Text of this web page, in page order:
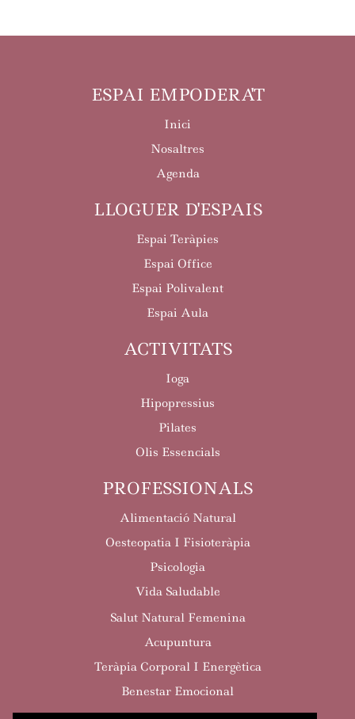
ESPAI EMPODERA'T
Inici
Nosaltres
Agenda
LLOGUER D'ESPAIS
Espai Teràpies
Espai Office
Espai Polivalent
Espai Aula
ACTIVITATS
Ioga
Hipopressius
Pilates
Olis Essencials
PROFESSIONALS
Alimentació Natural
Oesteopatia I Fisioteràpia
Psicologia
Vida Saludable
Salut Natural Femenina
Acupuntura
Teràpia Corporal I Energètica
Benestar Emocional